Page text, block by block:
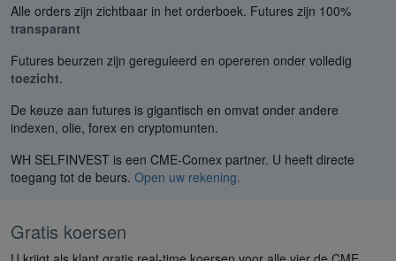
Alle orders zijn zichtbaar in het orderboek. Futures zijn 100%
transparant
Futures beurzen zijn gereguleerd en opereren onder volledig
toezicht.
De keuze aan futures is gigantisch en omvat onder andere
indexen, olie, forex en cryptomunten.
WH SELFINVEST is een CME-Comex partner. U heeft directe
toegang tot de beurs. Open uw rekening.
Gratis koersen